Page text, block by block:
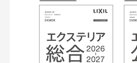
まずはここから（36）
施工イメ
リフォームおすすめ（59）
省エネ住
補助金・優遇制度を知る（5）
カタログ
カテゴリー